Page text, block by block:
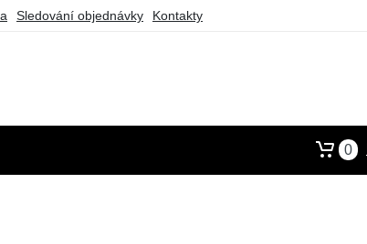
Sledování objednávky Kontakty
0